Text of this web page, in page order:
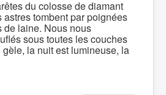
du colosse de diamant
tombent par poignées
de laine. Nous nous
sous toutes les couches
la nuit est lumineuse, la